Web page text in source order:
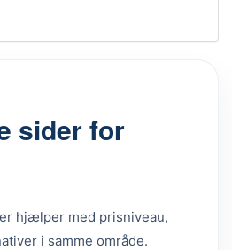
sider for
hjælper med prisniveau,
i samme område.